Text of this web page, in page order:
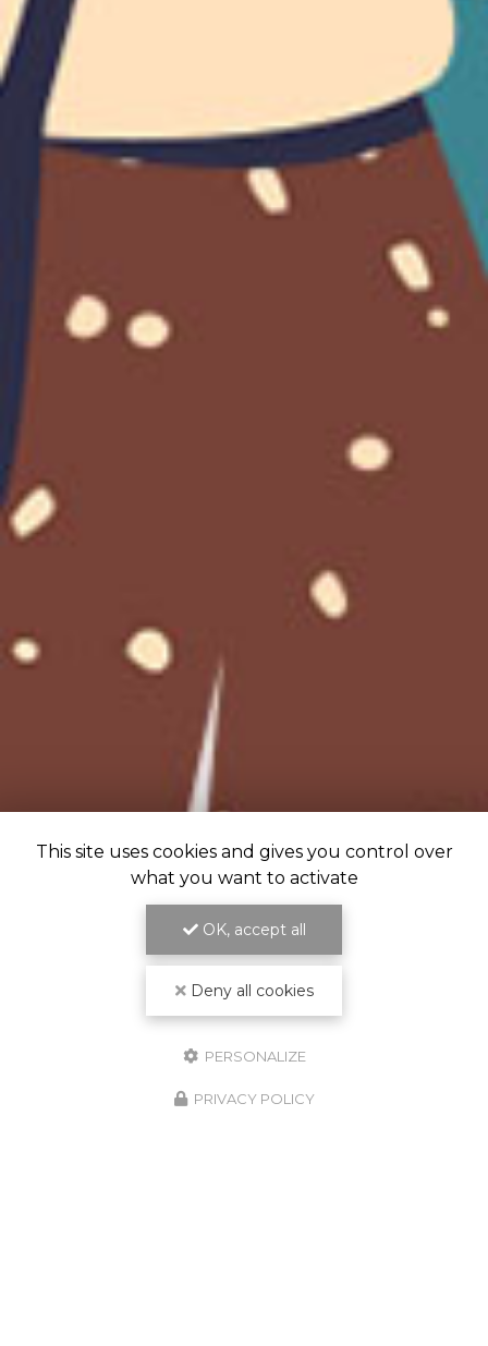
This site uses cookies and gives you control over
what you want to activate
OK, accept all
Deny all cookies
PERSONALIZE
PRIVACY POLICY